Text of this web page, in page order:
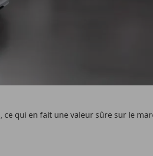
qui en fait une valeur sûre sur le